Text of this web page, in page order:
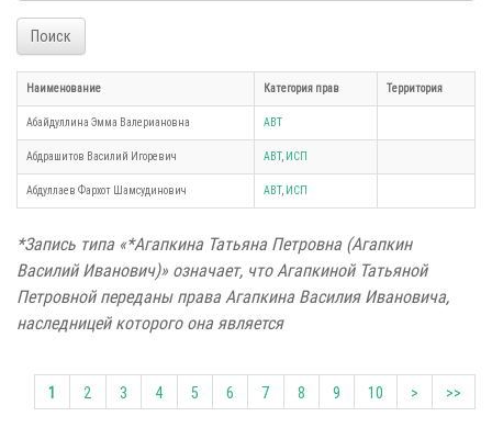
Поиск
Наименование Категория прав Территория
Абайдуллина Эмма Валериановна АВТ
Абдрашитов Василий Игоревич АВТ, ИСП
Абдуллаев Фархот Шамсудинович АВТ, ИСП
*Запись типа «*Агапкина Татьяна Петровна (Агапкин
Василий Иванович)» означает, что Агапкиной Татьяной
Петровной переданы права Агапкина Василия Ивановича,
наследницей которого она является
1 2 3 4 5 6 7 8 9 10 > >>